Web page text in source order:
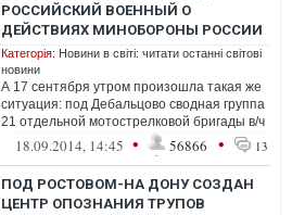
РОССИЙСКИЙ ВОЕННЫЙ О
ДЕЙСТВИЯХ МИНОБОРОНЫ РОССИИ
Категорія: Новини в світі: читати останні світові
новини
А 17 сентября утром произошла такая же
ситуация: под Дебальцово сводная группа
21 отдельной мотострелковой бригады в/ч
12128 попала под артелерийский ...
18.09.2014, 14:45 • 56866 • 13
ПОД РОСТОВОМ-НА ДОНУ СОЗДАН
ЦЕНТР ОПОЗНАНИЯ ТРУПОВ